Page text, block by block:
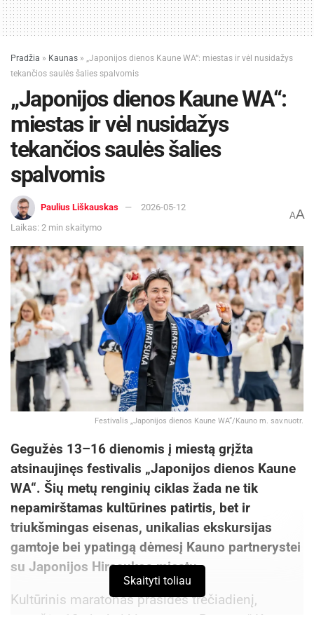
Pradžia » Kaunas » „Japonijos dienos Kaune WA“: miestas ir vėl nusidažys
tekančios saulės šalies spalvomis
„Japonijos dienos Kaune WA“:
miestas ir vėl nusidažys
tekančios saulės šalies
spalvomis
Paulius Liškauskas
2026-05-12
Laikas: 2 min skaitymo
AA
Festivalis „Japonijos dienos Kaune WA“/Kauno m. sav.nuotr.
Gegužės 13–16 dienomis į miestą grįžta
atsinaujinęs festivalis „Japonijos dienos Kaune
WA“. Šių metų renginių ciklas žada ne tik
nepamirštamas kultūrines patirtis, bet ir
triukšmingas eisenas, unikalias ekskursijas
gamtoje bei ypatingą dėmesį Kauno partnerystei
su Japonijos Hiracukos miestu.
Kultūrinis maratonas prasidės trečiadienį,
gegužės 13-ąją, kai kino teatre „Romuva“ Kauno
Skaityti toliau